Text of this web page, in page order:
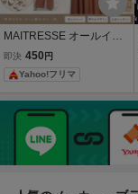
MAITRESSE オールイン
ワン パンツドレス 38(M)
パーティー 結婚式
即決 450 円
Yahoo!フリマ